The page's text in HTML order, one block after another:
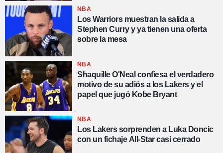
NBA
Los Warriors muestran la salida a
Stephen Curry y ya tienen una oferta
sobre la mesa
NBA
Shaquille O'Neal confiesa el verdadero
motivo de su adiós a los Lakers y el
papel que jugó Kobe Bryant
NBA
Los Lakers sorprenden a Luka Doncic
con un fichaje All-Star casi cerrado